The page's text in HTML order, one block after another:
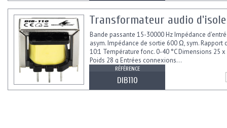
Transformateur audio
Bande passante 15-30000 Hz Impédance
asym. Impédance de sortie 600 Ω, sym. Rapport
10:1 Température fonc. 0-40 °C Dimensions 25
Poids 28 g Entrées connexions...
RÉFÉRENCE
DIB110